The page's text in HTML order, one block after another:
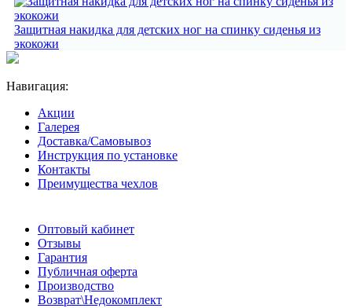
Защитная накидка для детских ног на спинку сиденья из
экокожи
Навигация:
Акции
Галерея
Доставка/Самовывоз
Инструкция по установке
Контакты
Преимущества чехлов
Оптовый кабинет
Отзывы
Гарантия
Публичная оферта
Производство
Возврат\Недокомплект